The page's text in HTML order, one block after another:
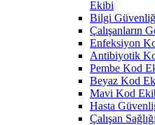
Ekibi
Bilgi
Çalışanların
Enfeksiyon
Antibiyotik
Pembe Kod
Beyaz Kod
Mavi Kod
Hasta
Çalışan